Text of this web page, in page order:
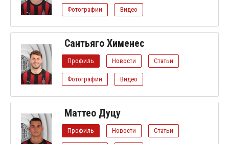
Фотографии Видео
Сантьяго Хименес
Профиль Новости Статьи
Фотографии Видео
Маттео Дуцу
Профиль Новости Статьи